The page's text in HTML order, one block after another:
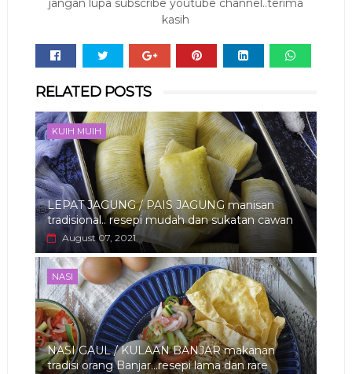
jangan lupa subscribe youtube channel..terima
kasih
RELATED POSTS
KUIH MUIH
LEPAT JAGUNG / PAIS JAGUNG manisan
tradisional.. resepi mudah dan sukatan cawan
August 07, 2021
NASI
NASI GAUL / KULAAN BANJAR makanan
tradisi orang Banjar...resepi lama dan rare